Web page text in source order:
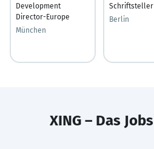
Development
Director-Europe
München
Schriftsteller
Berlin
XING – Das